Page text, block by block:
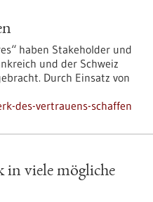
haben Stakeholder und
und der Schweiz
Durch Einsatz von
des-vertrauens-schaffen
in viele mögliche